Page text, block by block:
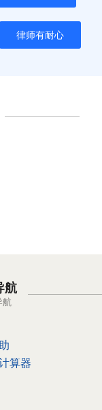
律师有耐心
航
航
算器